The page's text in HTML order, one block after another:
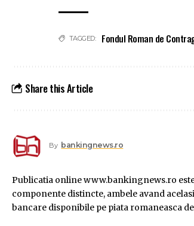
TAGGED: Fondul Roman de
Share this Article
By bankingnews.ro
Publicatia online www.bankingnews.ro
componente distincte, ambele avand
bancare disponibile pe piata romaneasca